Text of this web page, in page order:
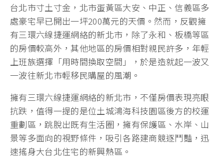
台北市寸土寸金，北市蛋黃區大安、中正、信義區多
處豪宅早已開出一坪200萬元的天價。然而，反觀擁
有三環六線捷運網絡的新北市，除了永和、板橋等區
的房價較高外，其他地區的房價相對親民許多，年輕
上班族選擇「用時間換取空間」，於是造就起一波又
一波往新北市輕移民購屋的風潮。
擁有三環六線捷運網絡的新北市，不僅房價表現亮眼
抗跌，值得一提的是位土城鴻海科技園區後方的校運
重劃區，跳脫出既有生活圈，擁有保護區、水岸、山
景等多面向的視野條件，吸引各路建商競逐鬥豔，迅
速搖身大台北住宅的新興熱區。